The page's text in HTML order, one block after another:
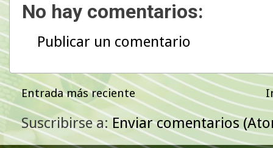
No hay comentarios:
Publicar un comentario
Entrada más reciente
Suscribirse a:Enviar comentarios